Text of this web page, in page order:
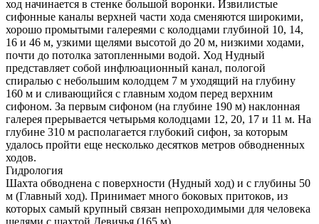
ход начинается в стенке большой воронки. Извилистые
сифонные каналы верхней части хода сменяются широкими,
хорошо промытыми галереями с колодцами глубиной 10, 14,
16 и 46 м, узкими щелями высотой до 20 м, низкими ходами,
почти до потолка затопленными водой. Ход Нудный
представляет собой инфлюационный канал, пологой
спиралью с небольшим колодцем 7 м уходящий на глубину
160 м и сливающийся с главным ходом перед верхним
сифоном. За первым сифоном (на глубине 190 м) наклонная
галерея прерывается четырьмя колодцами 12, 20, 17 и 11 м. На
глубине 310 м располагается глубокий сифон, за которым
удалось пройти еще несколько десятков метров обводненных
ходов.
Гидрология
Шахта обводнена с поверхности (Нудный ход) и с глубины 50
м (Главный ход). Принимает много боковых притоков, из
которых самый крупный связан непроходимыми для человека